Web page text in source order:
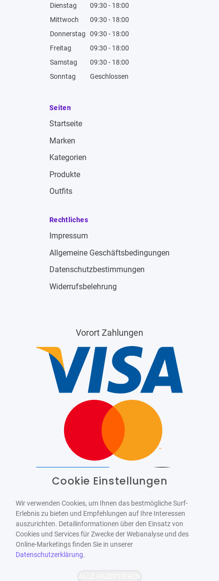
Dienstag
09:30 - 18:00
Mittwoch
09:30 - 18:00
Donnerstag
09:30 - 18:00
Freitag
09:30 - 18:00
Samstag
09:30 - 18:00
Sonntag
Geschlossen
Seiten
Startseite
Marken
Kategorien
Produkte
Outfits
Rechtliches
Impressum
Allgemeine Geschäftsbedingungen
Datenschutzbestimmungen
Widerrufsbelehrung
Vorort Zahlungen
WCAG-2.1-AA
Cookie Einstellungen
Wir verwenden Cookies, um Ihnen das bestmögliche Surf-
Erlebnis zu bieten und Empfehlungen auf Ihre Interessen
auszurichten. Detailinformationen über den Einsatz von
Cookies und Services für Zwecke der Webanalyse und des
Online-Marketings finden Sie in unserer
Datenschutzerklärung.
ALLE AKZEPTIEREN